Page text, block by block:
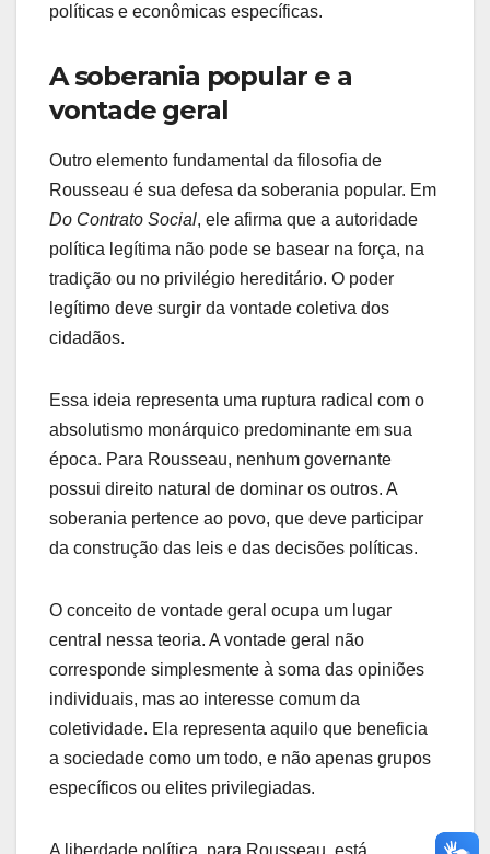
políticas e econômicas específicas.
A soberania popular e a
vontade geral
Outro elemento fundamental da filosofia de
Rousseau é sua defesa da soberania popular. Em
Do Contrato Social, ele afirma que a autoridade
política legítima não pode se basear na força, na
tradição ou no privilégio hereditário. O poder
legítimo deve surgir da vontade coletiva dos
cidadãos.
Essa ideia representa uma ruptura radical com o
absolutismo monárquico predominante em sua
época. Para Rousseau, nenhum governante
possui direito natural de dominar os outros. A
soberania pertence ao povo, que deve participar
da construção das leis e das decisões políticas.
O conceito de vontade geral ocupa um lugar
central nessa teoria. A vontade geral não
corresponde simplesmente à soma das opiniões
individuais, mas ao interesse comum da
coletividade. Ela representa aquilo que beneficia
a sociedade como um todo, e não apenas grupos
específicos ou elites privilegiadas.